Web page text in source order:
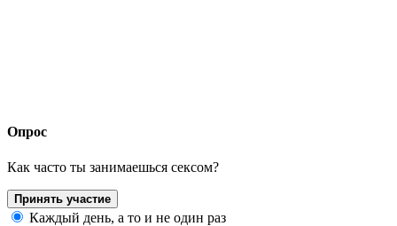
Опрос
Как часто ты занимаешься сексом?
Принять участие
Каждый день, а то и не один раз